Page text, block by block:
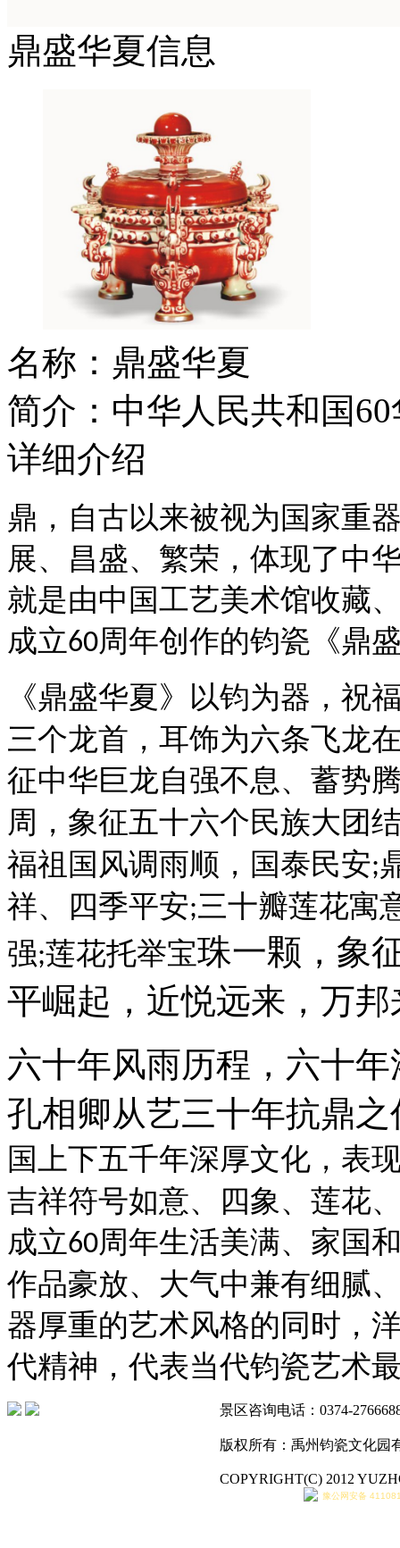
鼎盛华夏信息
名称：鼎盛华夏
简介： 中华人民共和国
详细介绍
鼎，自古以来被视为国家重
展、昌盛、繁荣，体现了中
就是由中国工艺美术馆收藏
成立60周年创作的钧瓷《鼎
《鼎盛华夏》以钧为器，祝
三个龙首，耳饰为六条飞龙
征中华巨龙自强不息、蓄势
周，象征五十六个民族大团
福祖国风调雨顺，国泰民安;
祥、四季平安;三十瓣莲花寓
强;莲花托举宝珠一颗，象
平崛起，近悦远来，万邦
六十年风雨历程，六十
孔相卿从艺三十年抗鼎
国上下五千年深厚文化，表
吉祥符号如意、四象、莲花
成立60周年生活美满、家国
作品豪放、大气中兼有细腻
器厚重的艺术风格的同时，
代精神，代表当代钧瓷艺术
景区咨询电话：0374-
版权所有：禹州钧瓷文化
COPYRIGHT(C) 2012
豫公网安备